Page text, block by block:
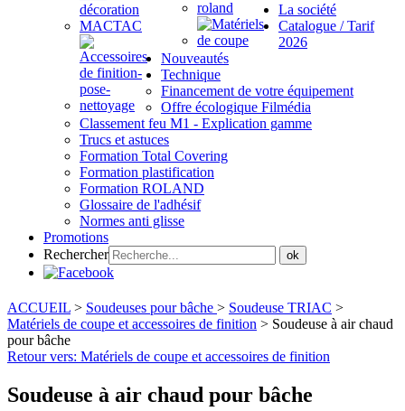
La société
Catalogue / Tarif
2026
Nouveautés
Technique
Financement de votre équipement
Offre écologique Filmédia
Classement feu M1 - Explication gamme
Trucs et astuces
Formation Total Covering
Formation plastification
Formation ROLAND
Glossaire de l'adhésif
Normes anti glisse
Promotions
Rechercher
ok
ACCUEIL > Soudeuses pour bâche > Soudeuse TRIAC >
Matériels de coupe et accessoires de finition > Soudeuse à air chaud
pour bâche
Retour vers: Matériels de coupe et accessoires de finition
Soudeuse à air chaud pour bâche